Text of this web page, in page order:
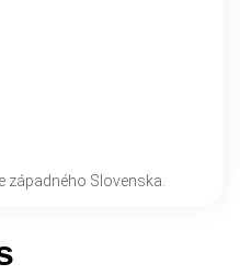
západného Slovenska.